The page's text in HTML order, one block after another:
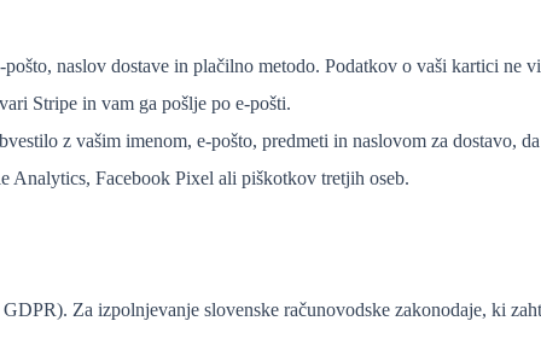
naslov dostave in plačilno metodo. Podatkov o vaši kartici ne
Stripe in vam ga pošlje po e-pošti.
z vašim imenom, e-pošto, predmeti in naslovom za dostavo,
Facebook Pixel ali piškotkov tretjih oseb.
Za izpolnjevanje slovenske računovodske zakonodaje, ki